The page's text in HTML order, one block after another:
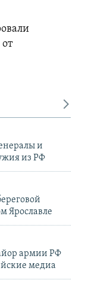
и
из РФ
Ярославле
армии РФ
медиа